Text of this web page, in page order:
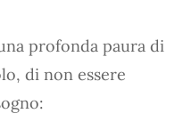
profonda paura di
di non essere